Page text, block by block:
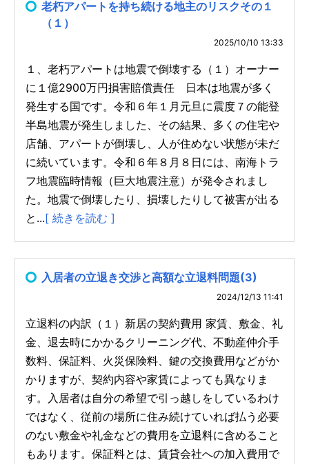
老朽アパートを持ち続ける地主のリスクその１
（１）
2025/10/10 13:33
１、老朽アパートは地震で倒壊する（１）オーナー
に１億2900万円損害賠償責任 日本は地震が多く
発生する国です。令和６年１月元旦に震度７の能登
半島地震が発生しました、その結果、多くの住宅や
店舗、アパートが倒壊し、人が住めない状態が未だ
に続いています。令和６年８月８日には、南海トラ
フ地震臨時情報（巨大地震注意）が発令されまし
た。地震で倒壊したり、損壊したりして被害が出る
と...[ 続きを読む ]
入居者の立退き交渉と高額な立退料問題(3)
2024/12/13 11:41
立退料の内訳（１）新居の契約費用 家賃、敷金、礼
金、退去時にかかるクリーニング代、不動産仲介手
数料、保証料、火災保険料、鍵の交換費用などがか
かりますが、契約内容や家賃によっても異なりま
す。入居者は自分の希望で引っ越しをしているわけ
ではなく、従前の場所に住み続けていれば払う必要
のない敷金や礼金などの費用を立退料に含めること
もあります。保証料とは、賃貸会社への加入費用で